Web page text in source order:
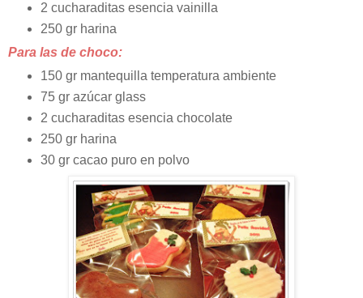
2 cucharaditas esencia vainilla
250 gr harina
Para las de choco:
150 gr mantequilla temperatura ambiente
75 gr azúcar glass
2 cucharaditas esencia chocolate
250 gr harina
30 gr cacao puro en polvo